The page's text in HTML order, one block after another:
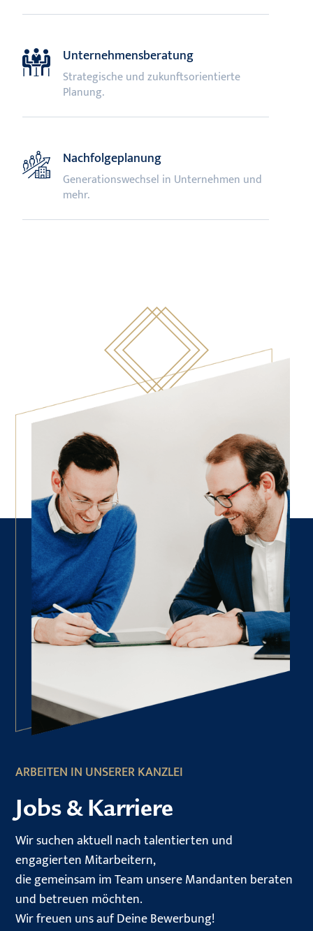
Unternehmensberatung
Strategische und zukunftsorientierte
Planung.
Nachfolgeplanung
Generationswechsel in Unternehmen und
mehr.
ARBEITEN IN UNSERER KANZLEI
Jobs & Karriere
Wir suchen aktuell nach talentierten und
engagierten Mitarbeitern,
die gemeinsam im Team unsere Mandanten beraten
und betreuen möchten.
Wir freuen uns auf Deine Bewerbung!